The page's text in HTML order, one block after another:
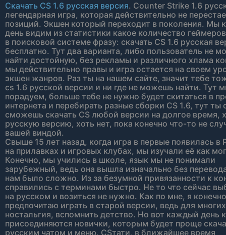
Скачать CS 1.6 русская версия. Counter Strike 1.6
легендарная игра, которая действительно не
позиций. Экшен который переходит в поколения. Мы
день видим из статистики какое количество
в поисковой системе фразу: скачать CS 1.6 русская
бесплатно. Тут два варианта, либо пользователь не
найти достойную, без рекламы и различного хлама
мы действительно правы и игра остается на своем
экшен жанров. Раз ты на нашем сайте, значит тебе
cs 1.6 русской версии и ни где не можешь найти. Тут
порадуем, больше тебе не нужно будет скитаться в
интернета и перебирать разные сборки CS 1.6, тут ты
сможешь скачать CS любой версии на долгое время,
русскую версию, хоть нет, пока конечно что-то не
вашей виндой.
Свыше 15 лет назад, когда игра в первые появилась в
на прилавках и игровых клубах, мы изучали её как
Конечно, мы учились в школе, язык мы не понимали
зарубежный, ведь она вышла изначально без
нам было сложно. Из за безумной привязанности к
справились с терминами быстро. Не то что сейчас
на русском и возиться не нужно. Как по мне, я конечно
предпочитаю играть в старой версии, ведь для
ностальгия, вспомнить детство. Но вот каждый день
присоединяются новички, которым будет проще
русским чатом и меню. CSтати, в ближайшее время